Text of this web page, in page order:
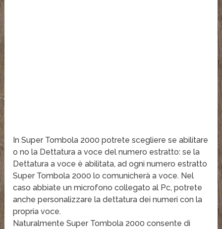
In Super Tombola 2000 potrete scegliere se abilitare
o no la Dettatura a voce del numero estratto: se la
Dettatura a voce è abilitata, ad ogni numero estratto
Super Tombola 2000 lo comunicherà a voce. Nel
caso abbiate un microfono collegato al Pc, potrete
anche personalizzare la dettatura dei numeri con la
propria voce.
Naturalmente Super Tombola 2000 consente di